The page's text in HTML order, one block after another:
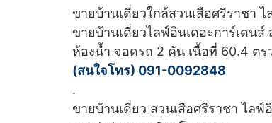
ขายบ้านเดี่ยวใกล้สวนเสือศรีราชา
ขายบ้านเดี่ยวไลฟ์อินเดอะการ์เดน
ห้องน้ำ จอดรถ 2 คัน เนื้อที่ 60.4 ต
(สนใจโทร) 091-0092848
.
ขายบ้านเดี่ยว สวนเสือศรีราชา ไลฟ์